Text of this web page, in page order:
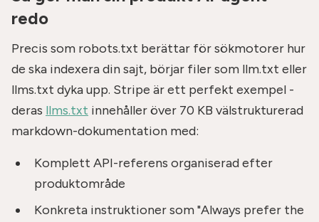
redo
Precis som robots.txt berättar för sökmotorer hur
de ska indexera din sajt, börjar filer som llm.txt eller
llms.txt dyka upp. Stripe är ett perfekt exempel -
deras llms.txt innehåller över 70 KB välstrukturerad
markdown-dokumentation med:
Komplett API-referens organiserad efter
produktområde
Konkreta instruktioner som "Always prefer the